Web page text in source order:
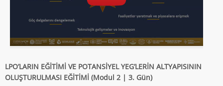
LPO’LARIN EĞİTİMİ VE POTANSİYEL YEG’LERİN ALTYAPISININ
OLUŞTURULMASI EĞİTİMİ (Modul 2 | 3. Gün)